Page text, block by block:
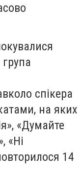
спікера
на яких
«Думайте
«Ні
14